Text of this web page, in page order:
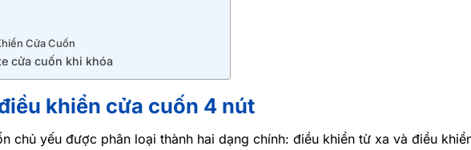
Cửa Cuốn
cửa cuốn khi khóa
khiển cửa cuốn 4 nút
chủ yếu được phân loại thành hai dạng chính: điều khiển từ xa và điều